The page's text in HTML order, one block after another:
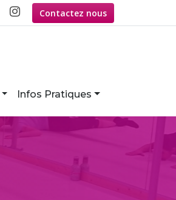
Contactez nous
Infos Pratiques